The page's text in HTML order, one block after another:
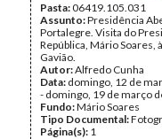
Pasta:06419.105.031
Assunto:Presidência
Portalegre. Visita do
República, Mário Soares,
Gavião.
Autor:Alfredo Cunha
Data: domingo, 12 de
- domingo, 19 de março
Fundo:Mário Soares
Tipo Documental:
Página(s): 1